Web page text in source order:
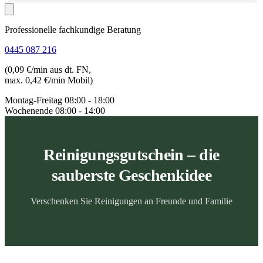
Professionelle fachkundige Beratung
0445 087 216
(0,09 €/min aus dt. FN,
max. 0,42 €/min Mobil)
Montag-Freitag 08:00 - 18:00
Wochenende 08:00 - 14:00
Reinigungsgutschein – die
sauberste Geschenkidee
Verschenken Sie Reinigungen an Freunde und Familie